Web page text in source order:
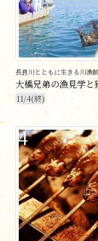
長良川とともに生きる川漁
大橋兄弟の漁見学
11/4(終)
4